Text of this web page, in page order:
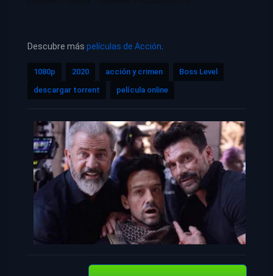
Descubre más películas de Acción.
1080p 2020 acción y crimen
Boss Level
descargar torrent
película online